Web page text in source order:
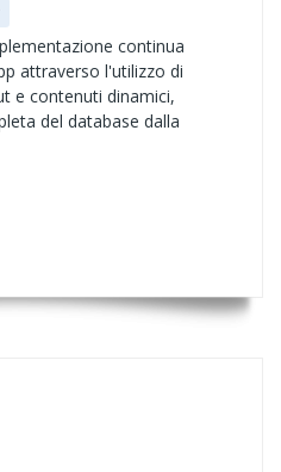
continua
attraverso l'utilizzo di
e contenuti dinamici,
del database dalla